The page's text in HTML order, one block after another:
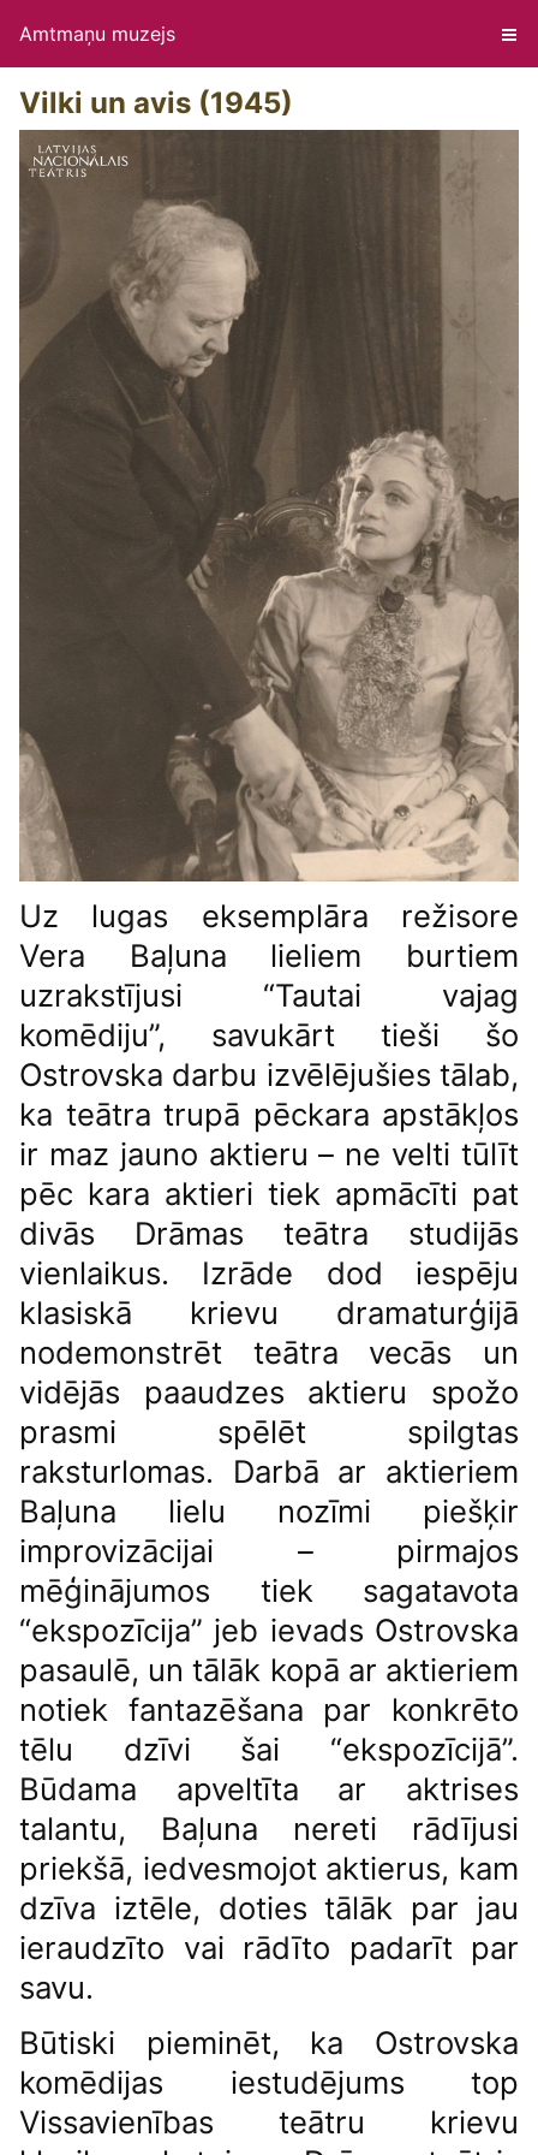
Amtmaņu muzejs
Vilki un avis (1945)
Uz lugas eksemplāra režisore
Vera Baļuna lieliem burtiem
uzrakstījusi “Tautai vajag
komēdiju”, savukārt tieši šo
Ostrovska darbu izvēlējušies tālab,
ka teātra trupā pēckara apstākļos
ir maz jauno aktieru – ne velti tūlīt
pēc kara aktieri tiek apmācīti pat
divās Drāmas teātra studijās
vienlaikus. Izrāde dod iespēju
klasiskā krievu dramaturģijā
nodemonstrēt teātra vecās un
vidējās paaudzes aktieru spožo
prasmi spēlēt spilgtas
raksturlomas. Darbā ar aktieriem
Baļuna lielu nozīmi piešķir
improvizācijai – pirmajos
mēģinājumos tiek sagatavota
“ekspozīcija” jeb ievads Ostrovska
pasaulē, un tālāk kopā ar aktieriem
notiek fantazēšana par konkrēto
tēlu dzīvi šai “ekspozīcijā”.
Būdama apveltīta ar aktrises
talantu, Baļuna nereti rādījusi
priekšā, iedvesmojot aktierus, kam
dzīva iztēle, doties tālāk par jau
ieraudzīto vai rādīto padarīt par
savu.
Būtiski pieminēt, ka Ostrovska
komēdijas iestudējums top
Vissavienības teātru krievu